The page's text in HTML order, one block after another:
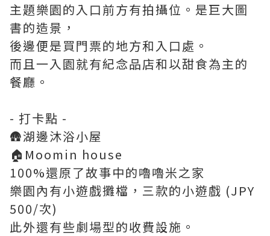
主題樂園的入口前方有拍攝位。是巨大圖
書的造景，
後邊便是買門票的地方和入口處。
而且一入園就有紀念品店和以甜食為主的
餐廳。
- 打卡點 -
🛖湖邊沐浴小屋
🏠Moomin house
100%還原了故事中的嚕嚕米之家
樂園內有小遊戲攤檔，三款的小遊戲 (JPY
500/次)
此外還有些劇場型的收費設施。